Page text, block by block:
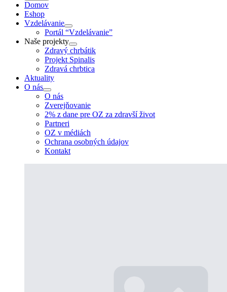
Domov
Eshop
Vzdelávanie
Portál “Vzdelávanie”
Naše projekty
Zdravý chrbátik
Projekt Spinalis
Zdravá chrbtica
Aktuality
O nás
O nás
Zverejňovanie
2% z dane pre OZ za zdravší život
Partneri
OZ v médiách
Ochrana osobných údajov
Kontakt